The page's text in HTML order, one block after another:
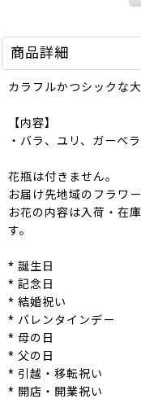
商品詳細
カラフルかつシックな
【内容】
・バラ、ユリ、ガーベ
花瓶は付きません。
お届け先地域のフラワ
お花の内容は入荷・在
す。
* 誕生日
* 記念日
* 結婚祝い
* バレンタインデー
* 母の日
* 父の日
* 引越・移転祝い
* 開店・開業祝い